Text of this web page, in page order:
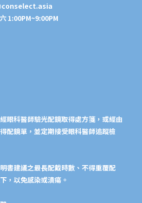
1:00PM~9:00PM
眼科醫師驗光配鏡取得處方箋，或經由
配鏡單，並定期接受眼科醫師追蹤檢
書建議之最長配戴時數、不得重覆配
，以免感染或潰瘍。